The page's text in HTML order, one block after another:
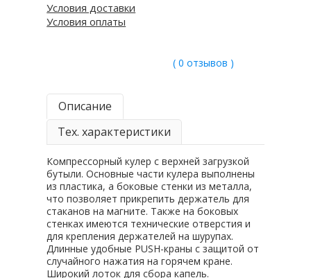
Условия доставки
Условия оплаты
( 0 отзывов )
Описание
Тех. характеристики
Компрессорный кулер с верхней загрузкой
бутыли. Основные части кулера выполнены
из пластика, а боковые стенки из металла,
что позволяет прикрепить держатель для
стаканов на магните. Также на боковых
стенках имеются технические отверстия и
для крепления держателей на шурупах.
Длинные удобные PUSH-краны с защитой от
случайного нажатия на горячем кране.
Широкий лоток для сбора капель.